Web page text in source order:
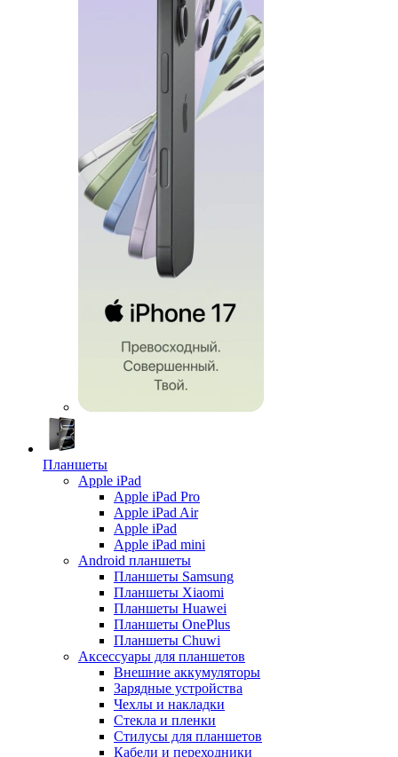
Планшеты
Apple iPad
Apple iPad Pro
Apple iPad Air
Apple iPad
Apple iPad mini
Android планшеты
Планшеты Samsung
Планшеты Xiaomi
Планшеты Huawei
Планшеты OnePlus
Планшеты Chuwi
Аксессуары для планшетов
Внешние аккумуляторы
Зарядные устройства
Чехлы и накладки
Стекла и пленки
Стилусы для планшетов
Кабели и переходники